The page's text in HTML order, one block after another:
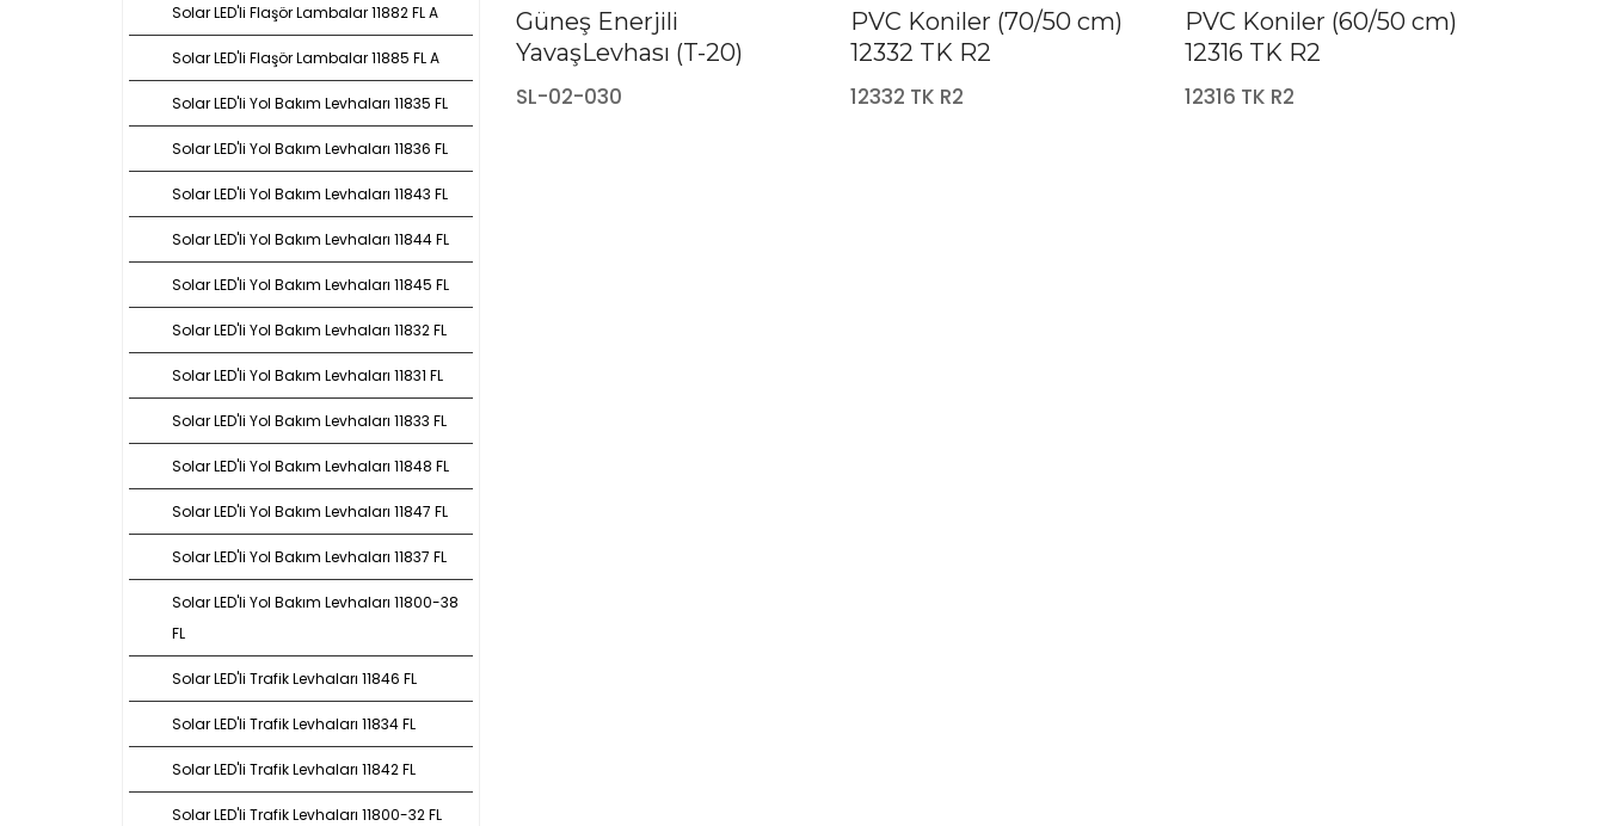
Güneş Enerjili
YavaşLevhası (T-20)
SL-02-030
PVC Koniler (70/50 cm)
12332 TK R2
12332 TK R2
PVC Koniler (60/50 cm)
12316 TK R2
12316 TK R2
Solar LED'li Flaşör Lambalar 11882 FL A
Solar LED'li Flaşör Lambalar 11885 FL A
Solar LED'li Yol Bakım Levhaları 11835 FL
Solar LED'li Yol Bakım Levhaları 11836 FL
Solar LED'li Yol Bakım Levhaları 11843 FL
Solar LED'li Yol Bakım Levhaları 11844 FL
Solar LED'li Yol Bakım Levhaları 11845 FL
Solar LED'li Yol Bakım Levhaları 11832 FL
Solar LED'li Yol Bakım Levhaları 11831 FL
Solar LED'li Yol Bakım Levhaları 11833 FL
Solar LED'li Yol Bakım Levhaları 11848 FL
Solar LED'li Yol Bakım Levhaları 11847 FL
Solar LED'li Yol Bakım Levhaları 11837 FL
Solar LED'li Yol Bakım Levhaları 11800-38
FL
Solar LED'li Trafik Levhaları 11846 FL
Solar LED'li Trafik Levhaları 11834 FL
Solar LED'li Trafik Levhaları 11842 FL
Solar LED'li Trafik Levhaları 11800-32 FL